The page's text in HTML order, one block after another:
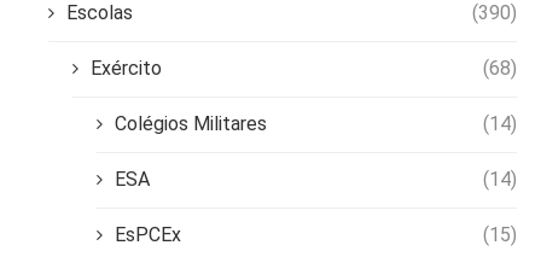
Escolas (390)
Exército (68)
Colégios Militares (14)
ESA (14)
EsPCEx (15)